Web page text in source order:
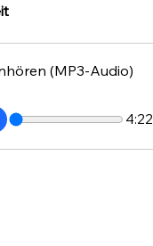
(MP3-Audio)
4:22